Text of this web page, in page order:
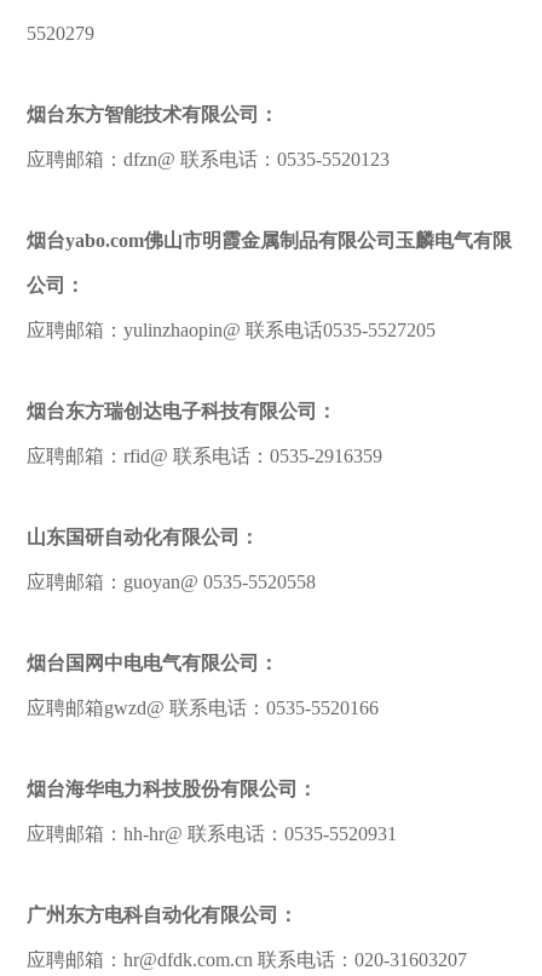
5520279
烟台东方智能技术有限公司：
应聘邮箱：dfzn@ 联系电话：0535-5520123
烟台yabo.com佛山市明霞金属制品有限公司玉麟电气有限
公司：
应聘邮箱：yulinzhaopin@ 联系电话0535-5527205
烟台东方瑞创达电子科技有限公司：
应聘邮箱：rfid@ 联系电话：0535-2916359
山东国研自动化有限公司：
应聘邮箱：guoyan@ 0535-5520558
烟台国网中电电气有限公司：
应聘邮箱gwzd@ 联系电话：0535-5520166
烟台海华电力科技股份有限公司：
应聘邮箱：hh-hr@ 联系电话：0535-5520931
广州东方电科自动化有限公司：
应聘邮箱：hr@dfdk.com.cn 联系电话：020-31603207